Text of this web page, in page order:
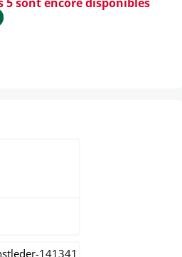
sur le produit